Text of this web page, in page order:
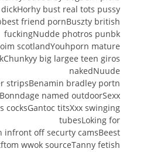
bust real tots pussy
friend pornBuszty british
fuckingNudde photros punbk
scotlandYouhporn mature
big largee teen giros
nakedNuude
stripsBenamin bradley portn
named outdoorSexx
cocksGantoc titsXxx swinging
tubesLoking for
infront off securty camsBeest
wwok sourceTanny fetish